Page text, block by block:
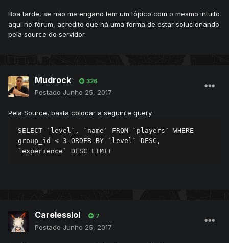
Boa tarde, se não me engano tem um tópico com o mesmo intuito
aqui no fórum, acredito que há uma forma de estar solucionando
pela source do servidor.
Mudrock 326
Postado Junho 25, 2017
Pela Source, basta colocar a seguinte query
SELECT `level`, `name` FROM `players` WHERE
group_id < 3 ORDER BY `level` DESC,
`experience` DESC LIMIT
Carelesslol 7
Postado Junho 25, 2017